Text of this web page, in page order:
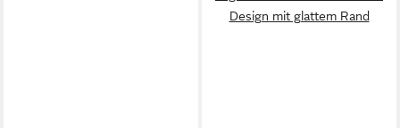
Design mit glattem Rand